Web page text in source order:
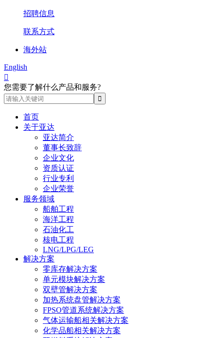
招聘信息
联系方式
海外站
English

您需要了解什么产品和服务?
首页
关于亚达
亚达简介
董事长致辞
企业文化
资质认证
行业专利
企业荣誉
服务领域
船舶工程
海洋工程
石油化工
核电工程
LNG/LPG/LEG
解决方案
零库存解决方案
单元模块解决方案
双壁管解决方案
加热系统盘管解决方案
FPSO管道系统解决方案
气体运输船相关解决方案
化学品船相关解决方案